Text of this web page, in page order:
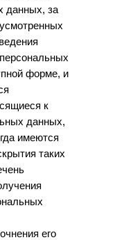
данных, за
форме, и
к
данных,
имеются
таких
его